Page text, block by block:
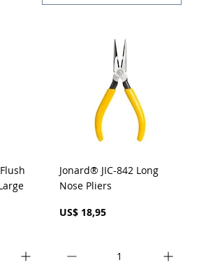
Visualização rápida
Jonard® JIC-842 Long
Nose Pliers
Preço
US$ 18,95